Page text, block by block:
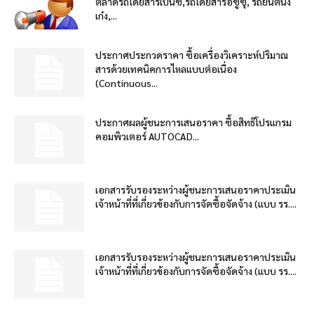
เก๋ง,...
ประกาศประกวดราคา ซื้อเครื่องวิเคราะห์ปริมาณ
สารด้วยเทคนิคการไหลแบบต่อเนื่อง
(Continuous...
ประกาศผลผู้ชนะการเสนอราคา ซื้อสิทธิโปรแกรม
คอมพิวเตอร์ AUTOCAD...
เอกสารรับรองระหว่างผู้ชนะการเสนอราคาประเมิน
เจ้าหน้าที่ที่เกี่ยวข้องกับการจัดซื้อจัดจ้าง (แบบ รร....
เอกสารรับรองระหว่างผู้ชนะการเสนอราคาประเมิน
เจ้าหน้าที่ที่เกี่ยวข้องกับการจัดซื้อจัดจ้าง (แบบ รร....